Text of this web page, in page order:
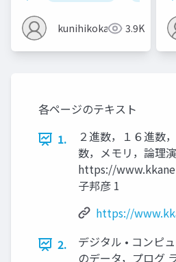
kunihikokaneko3.9K
各ページのテキスト
1.
２進数，１６進数
数，メモリ，論理
https://
子邦彦 1
https://
2.
デジタル • コンピ
のデータ，プログ